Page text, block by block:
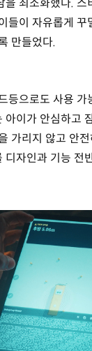
을 최소화했다. 스
들이 자유롭게 꾸
만들었다.
등으로도 사용 가
아이가 안심하고
가리지 않고 안
디자인과 기능 전